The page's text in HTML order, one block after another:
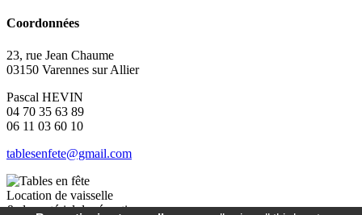
Coordonnées
23, rue Jean Chaume
03150 Varennes sur Allier
Pascal HEVIN
04 70 35 63 89
06 11 03 60 10
tablesenfete@gmail.com
Location de vaisselle
&de matériel de réception